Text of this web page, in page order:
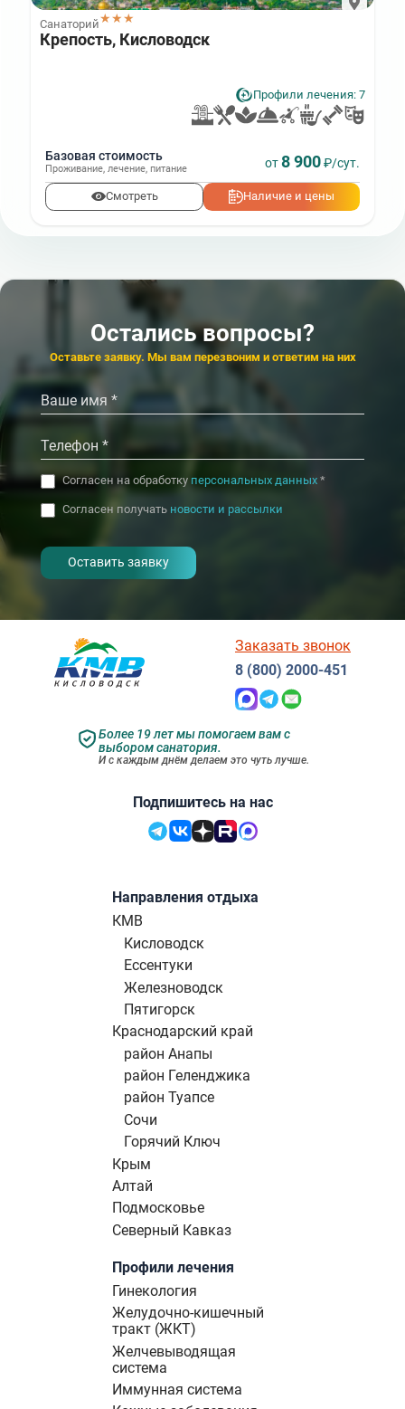
Санаторий★★★
Крепость, Кисловодск
Профили лечения: 7
Базовая стоимость
Проживание, лечение, питание от8 900₽/сут.
Смотреть Наличие и цены
Остались вопросы?
Оставьте заявку. Мы вам перезвоним и ответим на них
Согласен на обработку персональных данных*
Согласен получать новости и рассылки
Подпишитесь на нас
Более 19 лет мы помогаем вам с
выбором санатория.
И с каждым днём делаем это чуть лучше.
Заказать звонок
8 (800) 2000-451
Направления отдыха
КМВ
Кисловодск
Ессентуки
Железноводск
Пятигорск
Краснодарский край
район Анапы
район Геленджика
район Туапсе
Сочи
Горячий Ключ
Крым
Алтай
Подмосковье
Северный Кавказ
Профили лечения
Гинекология
Желудочно-кишечный
тракт (ЖКТ)
Желчевыводящая
система
Иммунная система